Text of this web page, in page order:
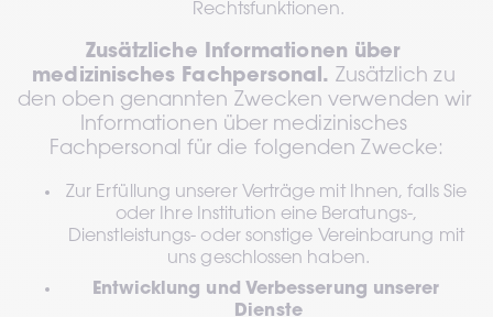
Rechtsfunktionen.
Zusätzliche Informationen über
medizinisches Fachpersonal. Zusätzlich zu
den oben genannten Zwecken verwenden wir
Informationen über medizinisches
Fachpersonal für die folgenden Zwecke:
Zur Erfüllung unserer Verträge mit Ihnen, falls Sie
oder Ihre Institution eine Beratungs-,
Dienstleistungs- oder sonstige Vereinbarung mit
uns geschlossen haben.
Entwicklung und Verbesserung unserer
Dienste